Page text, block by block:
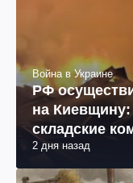
Война в Украине
РФ
на Киевщину:
складские
раненых
2 дня назад